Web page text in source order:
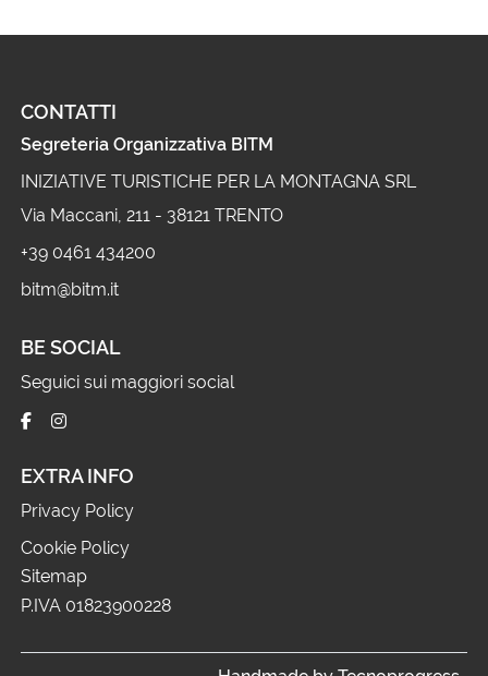
CONTATTI
Segreteria Organizzativa BITM
INIZIATIVE TURISTICHE PER LA MONTAGNA SRL
Via Maccani, 211 - 38121 TRENTO
+39 0461 434200
bitm@bitm.it
BE SOCIAL
Seguici sui maggiori social
EXTRA INFO
Privacy Policy
Cookie Policy
Sitemap
P.IVA 01823900228